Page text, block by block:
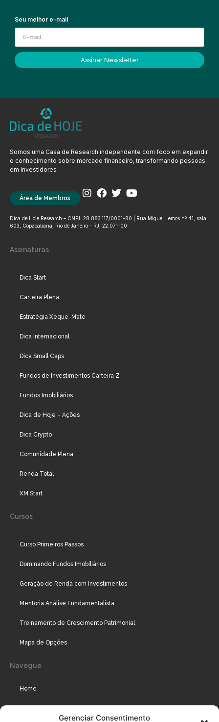
Gerenciar Consentimento
Seu melhor e-mail
Assinar Newsletter
Somos uma Casa de Research independente com foco em expandir
o conhecimento sobre mercado financeiro, transformando pessoas
em investidores
Área de Membros
Dica de Hoje Research – CNPJ: 28.883.117/0001-80 | Rua Miguel Lemos nº 41, sala
603, Copacabana, Rio de Janeiro – RJ, 22.071-00
Assinaturas
Dica Start
Carteira Plena
Estratégia Xeque-Mate
Dica Internacional
Dica Small Caps
Fundos de Investimentos Carteira Z
Fundos Imobiliários
Dica de Hoje – Ações
Dica Crypto
Comunidade Plena
Renda Total
XM Start
Cursos
Curso Primeiros Passos
Dominando Fundos Imobiliários
Geração de Renda com Investimentos
Mentoria Análise Fundamentalista
Treinamento de Crescimento Patrimonial
Mapa de Opções
Navegue
Home